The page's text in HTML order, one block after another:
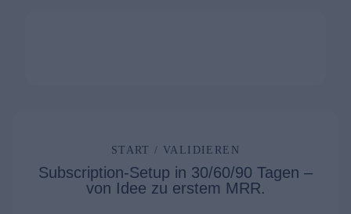
START / VALIDIEREN
Subscription-Setup in 30/60/90 Tagen –
von Idee zu erstem MRR.